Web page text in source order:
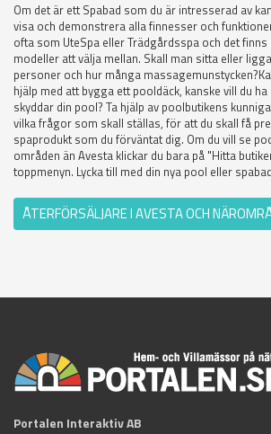
Om det är ett Spabad som du är intresserad av
visa och demonstrera alla finnesser och
ofta som UteSpa eller Trädgårdsspa och det
modeller att välja mellan. Skall man sitta eller
personer och hur många
hjälp med att bygga ett pooldäck, kanske vill du
skyddar din pool? Ta hjälp av poolbutikens
vilka frågor som skall ställas, för att du skall få
spaprodukt som du förväntat dig. Om du vill se
områden än Avesta klickar du bara på "Hitta
toppmenyn. Lycka till med din nya pool eller
ÅTERFÖRSÄLJARE I AVESTA OCH
Portalen Interaktiv AB